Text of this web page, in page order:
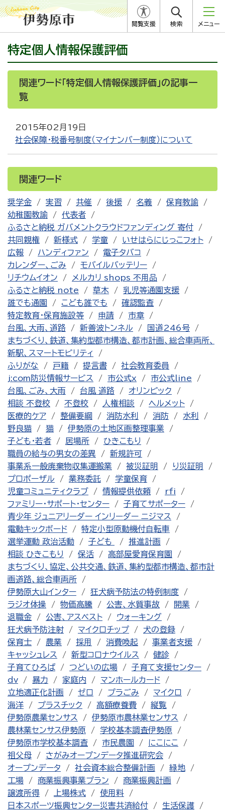
閲覧支援 検索 メニュー
特定個人情報保護評価
関連ワード「特定個人情報保護評価」の記事一
覧
2015年02月19日
社会保障・税番号制度（マイナンバー制度）について
関連ワード
奨学金 実習 共催 後援 名義
保育教諭
幼稚園教諭
代表者
ふるさと納税 ガバメントクラウドファンディング 寄付
共同親権
新様式 学童
いせはらにじっこフォト
広報
ハンディファン
電子タバコ
カレンダー、ごみ
モバイルバッテリー
リチウムイオン
メルカリ shops 不用品
ふるさと納税 note
草木
乳児等通園支援
誰でも通園
こども誰でも
確認監査
特定教育・保育施設等
申請
市章
台風、大雨、道路
新善波トンネル
国道246号
まちづくり、鉄道、集約型都市構造、都市計画、総合車両所、
新駅、スマートモビリティ
ふりがな
戸籍 提言書
社会教育委員
j:com防災情報サービス
市公式x
市公式line
台風、ごみ、大雨
台風 道路
オリンピック
相談 不登校
不登校 人権相談
ヘルメット
医療的ケア
整備要綱 消防水利 消防
水利
野良猫
猫
伊勢原の土地区画整理事業
子ども・若者
居場所
ひきこもり
職員の給与の男女の差異
新規許可
事業系一般廃棄物収集運搬業
被災証明
り災証明
プロポーザル
業務委託
学童保育
児童コミュニティクラブ
情報提供依頼
rfi
ファミリー・サポート・センター
子育てサポーター
青少年 ジュニアリーダー インリーダー ニジマス
電動キックボード
特定小型原動機付自転車
選挙運動 政治活動
子ども
推進計画
相談 ひきこもり
保活
高部屋愛育保育園
まちづくり、協定、公共交通、鉄道、集約型都市構造、都市計
画道路、総合車両所
伊勢原大山インター
狂犬病予防法の特例制度
ラジオ体操
物価高騰 公害、水質事故
開業
退職金
公害、アスベスト
ウォーキング
狂犬病予防注射
マイクロチップ
犬の登録
保育士
農業 採用 消費喚起
事業者支援
キャッシュレス
新型コロナウイルス
健診
子育てひろば
つどいの広場
子育て支援センター
dv
暴力 家庭内
マンホールカード
立地適正化計画
ゼロ プラごみ
マイクロ
海洋
プラスチック 高額療養費
縦覧
伊勢原農業センサス
伊勢原市農林業センサス
農林業センサス伊勢原
学校基本調査伊勢原
伊勢原市学校基本調査
市民農園
にこにこ
祖父母
さがみオープンデータ推進研究会
オープンデータ
社会資本総合整備計画
緑地
工場
商業振興事業プラン
商業振興計画
譲渡所得
上場株式
使用料
日本スポーツ振興センター災害共済給付
生活保護